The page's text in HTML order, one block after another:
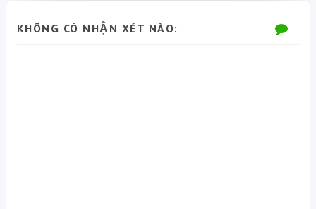
KHÔNG CÓ NHẬN XÉT NÀO: